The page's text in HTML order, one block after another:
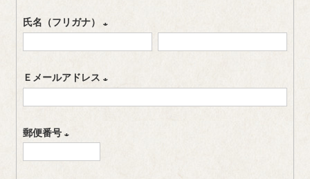
須
)
氏名（フリガナ）
(
須
)
Ｅメールアドレス
(
郵便番号
(